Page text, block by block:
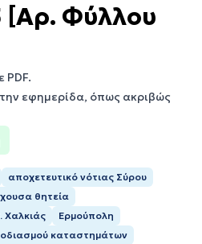
[Αρ. Φύλλου
PDF.
εφημερίδα, όπως ακριβώς
αποχετευτικό νότιας Σύρου
θητεία
Χαλκιάς
Ερμούπολη
καταστημάτων